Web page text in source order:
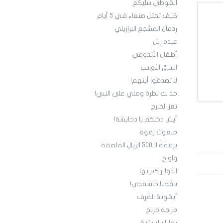
القوطي سليكع
كيف تحتل صنعاء فـي 5 أيام
ردمان المشجع البرازيلي
عبده ربل
أطفال الأندومي
السرق الأوست
لا تصدقوا أبتهم!
خذ لك نظرة وصلي على النبي!
تعز الخارج
أيش دخلكم يا دحابشة!
مبعوث زقوة
برفقة الـ500 الريال الملصقة
واواح
الدولار كثر بها
ناقصنا خاشقجي!
أيقونة القرف
مزاجه خرنج